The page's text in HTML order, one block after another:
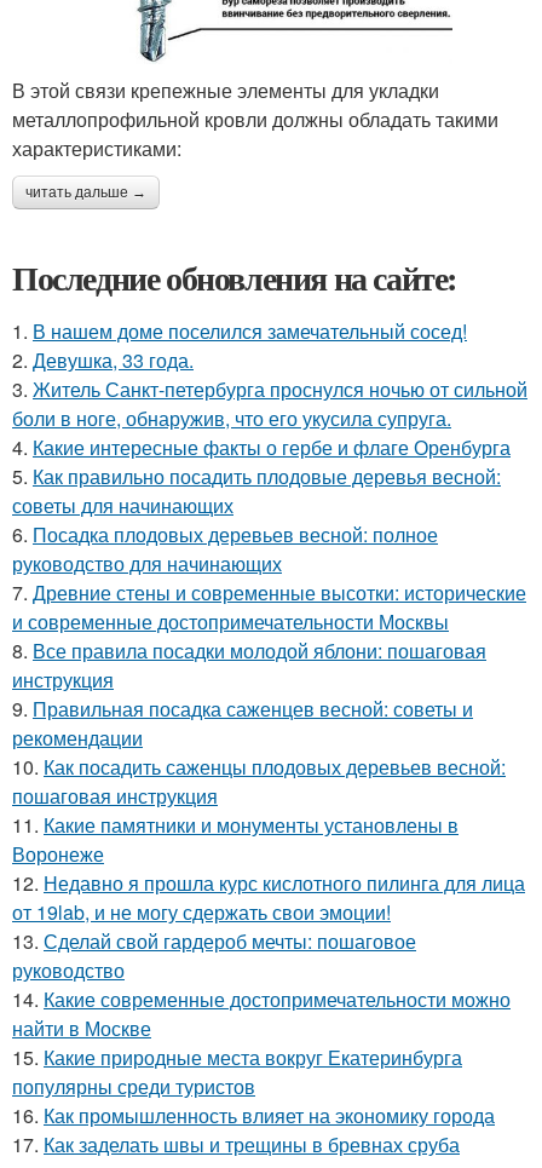
В этой связи крепежные элементы для укладки
металлопрофильной кровли должны обладать такими
характеристиками:
читать дальше →
Последние обновления на сайте:
1. В нашем доме поселился замечательный сосед!
2. Девушка, 33 года.
3. Житель Санкт-петербурга проснулся ночью от сильной
боли в ноге, обнаружив, что его укусила супруга.
4. Какие интересные факты о гербе и флаге Оренбурга
5. Как правильно посадить плодовые деревья весной:
советы для начинающих
6. Посадка плодовых деревьев весной: полное
руководство для начинающих
7. Древние стены и современные высотки: исторические
и современные достопримечательности Москвы
8. Все правила посадки молодой яблони: пошаговая
инструкция
9. Правильная посадка саженцев весной: советы и
рекомендации
10. Как посадить саженцы плодовых деревьев весной:
пошаговая инструкция
11. Какие памятники и монументы установлены в
Воронеже
12. Недавно я прошла курс кислотного пилинга для лица
от 19lab, и не могу сдержать свои эмоции!
13. Сделай свой гардероб мечты: пошаговое
руководство
14. Какие современные достопримечательности можно
найти в Москве
15. Какие природные места вокруг Екатеринбурга
популярны среди туристов
16. Как промышленность влияет на экономику города
17. Как заделать швы и трещины в бревнах сруба